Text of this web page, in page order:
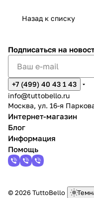
Назад к списку
Подписаться на
+7 (499) 40 43 1 43
info@tuttobello.ru
Москва, ул. 16-я
Интернет-магазин
Блог
Информация
Помощь
© 2026 TuttoBello